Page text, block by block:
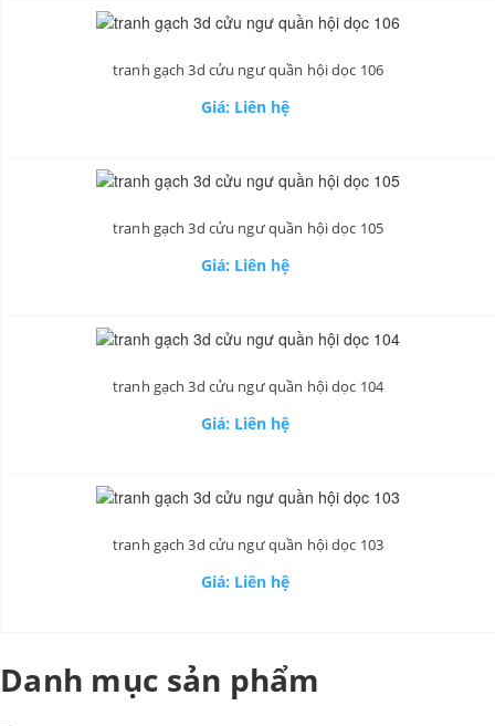
tranh gạch 3d cửu ngư quần hội dọc 106
Giá: Liên hệ
tranh gạch 3d cửu ngư quần hội dọc 105
Giá: Liên hệ
tranh gạch 3d cửu ngư quần hội dọc 104
Giá: Liên hệ
tranh gạch 3d cửu ngư quần hội dọc 103
Giá: Liên hệ
Danh mục sản phẩm